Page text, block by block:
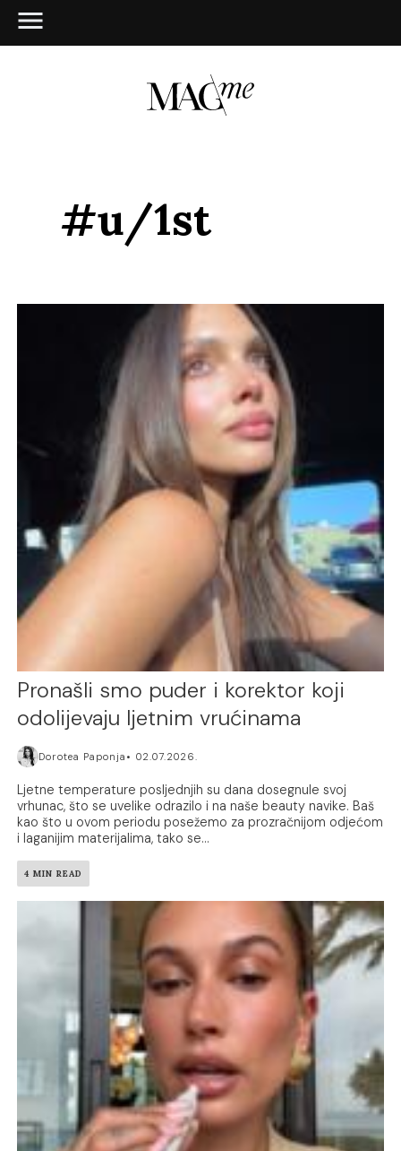
#u/1st
Pronašli smo puder i korektor koji
odolijevaju ljetnim vrućinama
Dorotea Paponja 02.07.2026.
Ljetne temperature posljednjih su dana dosegnule svoj
vrhunac, što se uvelike odrazilo i na naše beauty navike. Baš
kao što u ovom periodu posežemo za prozračnijom odjećom
i laganijim materijalima, tako se...
4 MIN READ